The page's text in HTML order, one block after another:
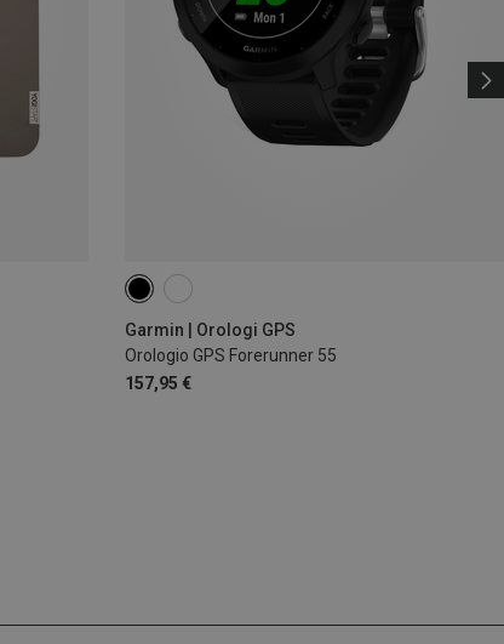
Garmin | Orologi GPS
Orologio GPS Forerunner 55
157,95 €